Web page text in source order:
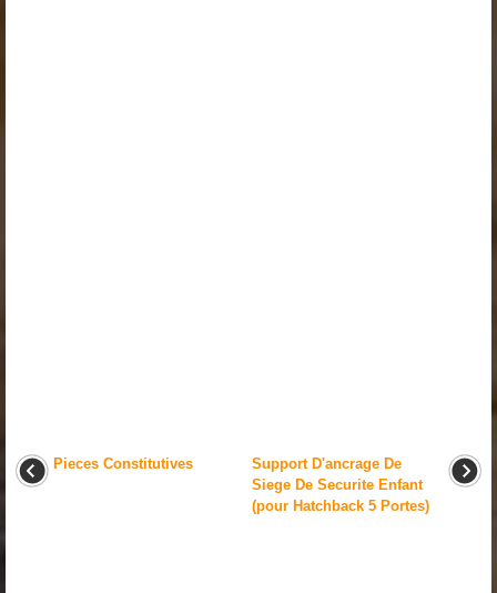
Pieces Constitutives
Support D'ancrage De
Siege De Securite Enfant
(pour Hatchback 5 Portes)